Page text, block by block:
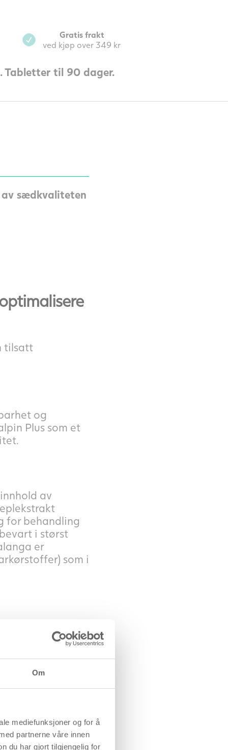
Om
mediefunksjoner og for å
partnerne våre innen
du har gjort tilgjengelig for
Gratis frakt
ved kjøp over 349 kr
Tabletter til 90 dager.
sædkvaliteten
tilsatt
og
Plus som et
av
for behandling
i størst
er
som i
i Punalpin®
patenterte
tablett uten